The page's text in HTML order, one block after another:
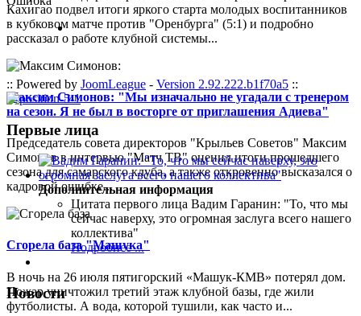
Кахигао подвел итоги яркого старта молодых воспитанников
в кубковом матче против "Оренбурга" (5:1) и подробно
рассказал о работе клубной системы...
Максим Симонов: "Мы изначально не угадали с тренером
на сезон. Я не был в восторге от приглашения Адиева"
Председатель совета директоров "Крыльев Советов" Максим
Симонов в интервью "Матч ТВ" оценил итоги прошедшего
сезона для самарского клуба, а также откровенно высказался о
кадровой ошибке...
Сгорела база "Машука"
В ночь на 26 июля пятигорский «Машук-КМВ» потерял дом.
Пожар уничтожил третий этаж клубной базы, где жили
футболисты. А вода, которой тушили, как часто и...
:: Powered by JoomLeague - Version 2.92.222.b1f70a5 ::
Первые лица
Дополнительная информация
Цитата первого лица Вадим Гаранин: "То, что мы
сейчас наверху, это огромная заслуга всего нашего
коллектива"
Подробнее ...
Новости